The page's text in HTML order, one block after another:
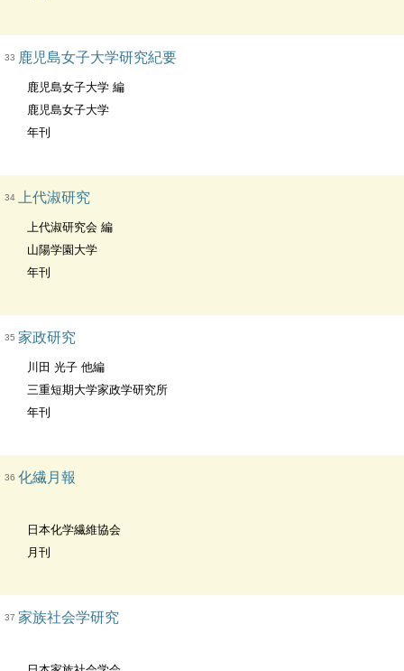
33 鹿児島女子大学研究紀要
鹿児島女子大学 編
鹿児島女子大学
年刊
34 上代淑研究
上代淑研究会 編
山陽学園大学
年刊
35 家政研究
川田 光子 他編
三重短期大学家政学研究所
年刊
36 化繊月報
日本化学繊維協会
月刊
37 家族社会学研究